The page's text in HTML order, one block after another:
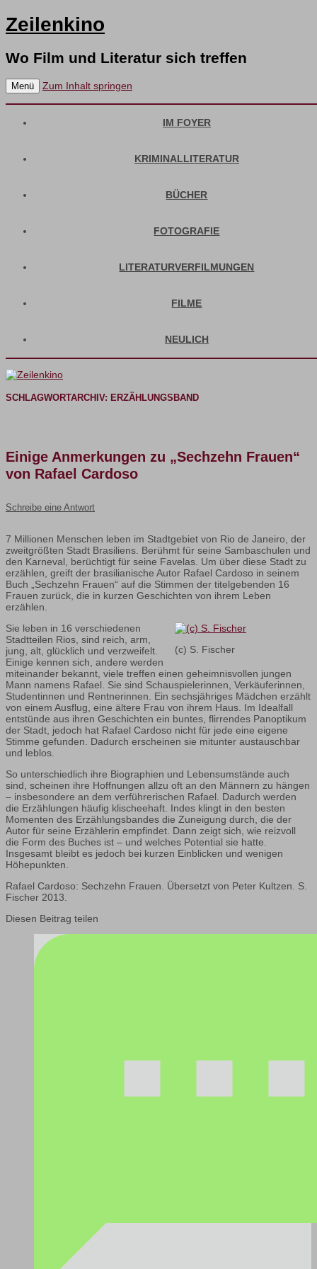
Zeilenkino
Wo Film und Literatur sich treffen
Menü Zum Inhalt springen
IM FOYER
KRIMINALLITERATUR
BÜCHER
FOTOGRAFIE
LITERATURVERFILMUNGEN
FILME
NEULICH
SCHLAGWORTARCHIV: ERZÄHLUNGSBAND
Einige Anmerkungen zu „Sechzehn Frauen“
von Rafael Cardoso
Schreibe eine Antwort
7 Millionen Menschen leben im Stadtgebiet von Rio de Janeiro, der
zweitgrößten Stadt Brasiliens. Berühmt für seine Sambaschulen und
den Karneval, berüchtigt für seine Favelas. Um über diese Stadt zu
erzählen, greift der brasilianische Autor Rafael Cardoso in seinem
Buch „Sechzehn Frauen“ auf die Stimmen der titelgebenden 16
Frauen zurück, die in kurzen Geschichten von ihrem Leben
erzählen.
(c) S. Fischer
Sie leben in 16 verschiedenen
Stadtteilen Rios, sind reich, arm,
jung, alt, glücklich und verzweifelt.
Einige kennen sich, andere werden
miteinander bekannt, viele treffen einen geheimnisvollen jungen
Mann namens Rafael. Sie sind Schauspielerinnen, Verkäuferinnen,
Studentinnen und Rentnerinnen. Ein sechsjähriges Mädchen erzählt
von einem Ausflug, eine ältere Frau von ihrem Haus. Im Idealfall
entstünde aus ihren Geschichten ein buntes, flirrendes Panoptikum
der Stadt, jedoch hat Rafael Cardoso nicht für jede eine eigene
Stimme gefunden. Dadurch erscheinen sie mitunter austauschbar
und leblos.
So unterschiedlich ihre Biographien und Lebensumstände auch
sind, scheinen ihre Hoffnungen allzu oft an den Männern zu hängen
– insbesondere an dem verführerischen Rafael. Dadurch werden
die Erzählungen häufig klischeehaft. Indes klingt in den besten
Momenten des Erzählungsbandes die Zuneigung durch, die der
Autor für seine Erzählerin empfindet. Dann zeigt sich, wie reizvoll
die Form des Buches ist – und welches Potential sie hatte.
Insgesamt bleibt es jedoch bei kurzen Einblicken und wenigen
Höhepunkten.
Rafael Cardoso: Sechzehn Frauen. Übersetzt von Peter Kultzen. S.
Fischer 2013.
Diesen Beitrag teilen